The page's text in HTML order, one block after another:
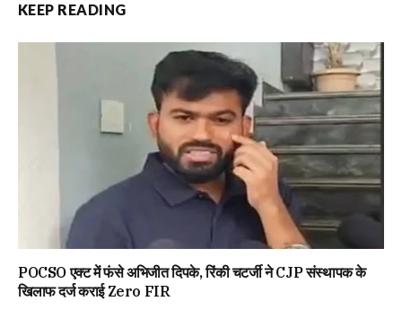
KEEP READING
POCSO एक्ट में फंसे अभिजीत दिपके, रिंकी चटर्जी ने CJP संस्थापक के
खिलाफ दर्ज कराई Zero FIR